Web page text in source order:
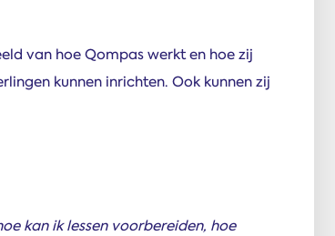
van hoe Qompas werkt en hoe zij
kunnen inrichten. Ook kunnen zij
kan ik lessen voorbereiden, hoe